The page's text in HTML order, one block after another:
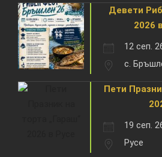
Девети
2026
12 сеп.
с.
Пети
19 сеп.
Русе